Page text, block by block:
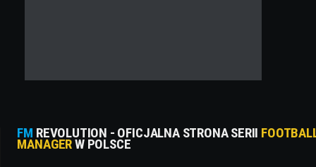
FM REVOLUTION - OFICJALNA STRONA SERII
MANAGERW POLSCE